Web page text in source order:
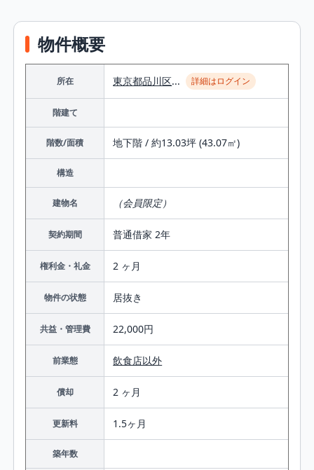
物件概要
所在 東京都品川区... 詳細はログイン
階建て
階数/面積 地下階 / 約13.03坪 (43.07㎡)
構造
建物名 （会員限定）
契約期間 普通借家 2年
権利金・礼金 2 ヶ月
物件の状態 居抜き
共益・管理費 22,000円
前業態 飲食店以外
償却 2 ヶ月
更新料 1.5ヶ月
築年数